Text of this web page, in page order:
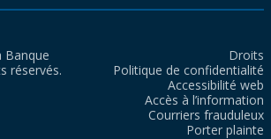
Banque
réservés.
Droits
Politique de confidentialité
Accessibilité web
Accès à l’information
Courriers frauduleux
Porter plainte